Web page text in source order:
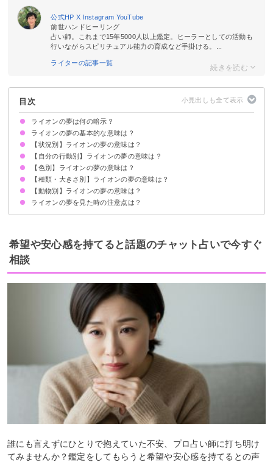
公式HP X Instagram YouTube
前世ハンドヒーリング
占い師。これまで15年5000人以上鑑定。ヒーラーとしての活動も
行いながらスピリチュアル能力の育成など手掛ける。...
ライターの記事一覧
目次
ライオンの夢は何の暗示？
ライオンの夢の基本的な意味は？
エネルギーの高まり・運気上昇の暗示
状況によって意味が決まる
【状況別】ライオンの夢の意味は？
ライオンに襲われる夢【警告夢】
ライオンに噛まれる夢【警告夢】
ライオンがなつく夢【吉夢】
ライオンが家に入ってくる夢【吉夢】
ライオンに追いかけられる夢【警告夢】
ライオンの群れの夢【吉夢】
ライオンが死ぬ夢【吉夢】
ライオンが喋る夢【警告夢】
ライオンが寝ている夢【吉夢】
ライオンに舐められる夢【吉夢】
ライオンに守られる夢【吉夢】
ライオンに食べられる夢【警告夢】
ライオンが走る夢【吉夢】
ライオンが吠える夢【吉夢】
【自分の行動別】ライオンの夢の意味は？
ライオンを飼う夢【吉夢】
ライオンから逃げる夢【警告夢】
ライオンと戦う夢【吉夢】
ライオンを追い払う夢【吉夢】
ライオンから隠れる夢【警告夢】
ライオンを殺す夢【警告夢】
ライオンと遊ぶ夢【吉夢】
ライオンを撫でる夢【吉夢】
ライオンに乗る夢【吉夢】
ライオンを見る夢【吉夢】
ライオンを助ける夢【吉夢】
ライオンに餌をあげる夢【吉夢】
ライオンと散歩する夢【吉夢】
【色別】ライオンの夢の意味は？
白いライオンの夢【吉夢】
金色のライオンの夢【吉夢】
黒いライオンの夢【警告夢】
ピンク色のライオンの夢【吉夢】
赤いライオンの夢【吉夢】
【種類・大きさ別】ライオンの夢の意味は？
ライオンのオスの夢【吉夢】
ライオンのメスの夢【吉夢】
ライオンのつがいの夢【警告夢】
ライオンの親子の夢【吉夢】
ライオンの赤ちゃんの夢【吉夢】
大きいライオンの夢【吉夢】
小さいライオンの夢【警告夢】
【動物別】ライオンの夢の意味は？
ライオンとトラの夢【吉夢】
ライオンとヒョウの夢【警告夢】
ライオンと猫の夢【吉夢】
ライオンの夢を見た時の注意点は？
吉夢なら人に話さず凶夢なら話す
希望や安心感を持てると話題のチャット占いで今すぐ
相談
誰にも言えずにひとりで抱えていた不安、プロ占い師に打ち明け
てみませんか？鑑定をしてもらうと希望や安心感を持てるとの声